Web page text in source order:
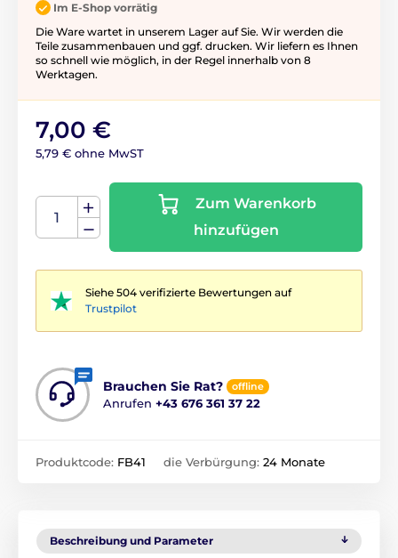
Im E-Shop vorrätig
Die Ware wartet in unserem Lager auf Sie. Wir werden die
Teile zusammenbauen und ggf. drucken. Wir liefern es Ihnen
so schnell wie möglich, in der Regel innerhalb von 8
Werktagen.
7,00 €
5,79 € ohne MwST
Zum Warenkorb
hinzufügen
Siehe 504 verifizierte Bewertungen auf
Trustpilot
Brauchen Sie Rat? offline
Anrufen +43 676 361 37 22
Produktcode: FB41 die Verbürgung: 24 Monate
Beschreibung und Parameter